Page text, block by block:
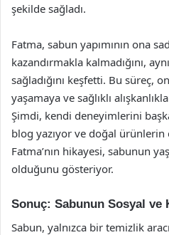
şekilde sağladı.
Fatma, sabun yapımının ona
kazandırmakla kalmadığını,
sağladığını keşfetti. Bu süreç,
yaşamaya ve sağlıklı
Şimdi, kendi deneyimlerini
blog yazıyor ve doğal
Fatma’nın hikayesi, sabunun
olduğunu gösteriyor.
Sonuç: Sabunun Sosyal ve
Sabun, yalnızca bir temizlik